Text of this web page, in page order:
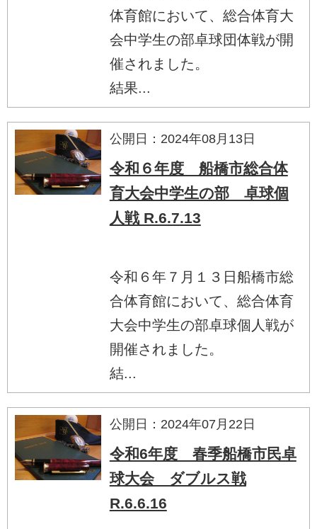
体育館において、総合体育大
会中学生の部卓球団体戦が開
催されました。
結果...
公開日：2024年08月13日
令和６年度 船橋市総合体
育大会中学生の部 卓球個
人戦 R.6.7.13
令和６年７月１３日船橋市総
合体育館において、総合体育
大会中学生の部卓球個人戦が
開催されました。
結...
公開日：2024年07月22日
令和6年度 春季船橋市民卓
球大会 ダブルス戦
R.6.6.16